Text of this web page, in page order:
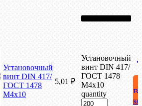
Установочный
винт DIN 417/
ГОСТ 1478
М4х10
5,01 ₽
Установочный
винт DIN 417/
ГОСТ 1478
М4х10
quantity
В